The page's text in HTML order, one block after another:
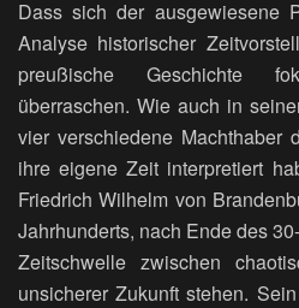
Dass sich der ausgewiesene
Analyse historischer
preußische Geschichte
überraschen. Wie auch in
vier verschiedene Machthaber
ihre eigene Zeit interpretiert
Friedrich Wilhelm von
Jahrhunderts, nach Ende des
Zeitschwelle zwischen
unsicherer Zukunft stehen.